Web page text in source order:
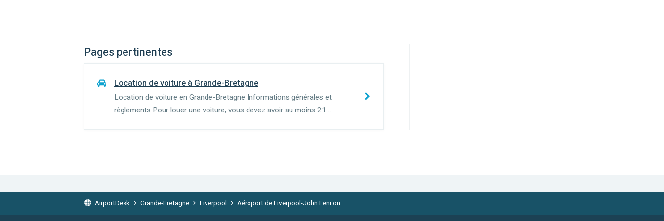
Pages pertinentes
Location de voiture à Grande-Bretagne
Location de voiture en Grande-Bretagne Informations générales et
règlements Pour louer une voiture, vous devez avoir au moins 21
AirportDesk Grande-Bretagne Liverpool Aéroport de Liverpool-John Lennon